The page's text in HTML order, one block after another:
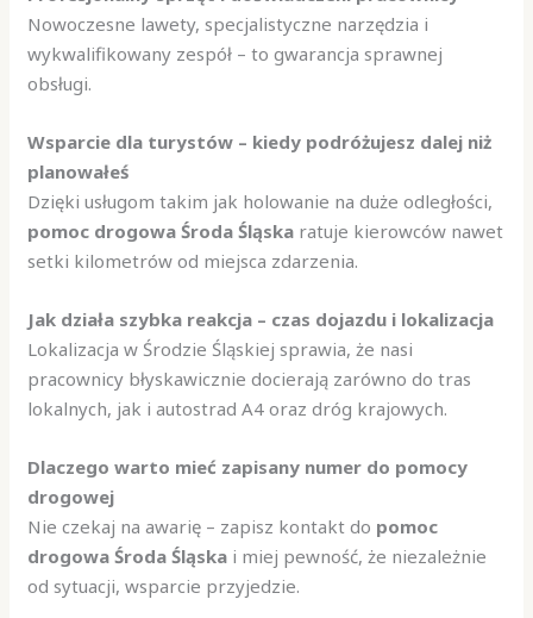
Nowoczesne lawety, specjalistyczne narzędzia i
wykwalifikowany zespół – to gwarancja sprawnej
obsługi.
Wsparcie dla turystów – kiedy podróżujesz dalej niż
planowałeś
Dzięki usługom takim jak holowanie na duże odległości,
pomoc drogowa Środa Śląska ratuje kierowców nawet
setki kilometrów od miejsca zdarzenia.
Jak działa szybka reakcja – czas dojazdu i lokalizacja
Lokalizacja w Środzie Śląskiej sprawia, że nasi
pracownicy błyskawicznie docierają zarówno do tras
lokalnych, jak i autostrad A4 oraz dróg krajowych.
Dlaczego warto mieć zapisany numer do pomocy
drogowej
Nie czekaj na awarię – zapisz kontakt do pomoc
drogowa Środa Śląska i miej pewność, że niezależnie
od sytuacji, wsparcie przyjedzie.